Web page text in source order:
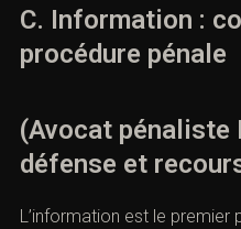
C. Information :
procédure pénale
(Avocat pénaliste
défense et
L’information est le premier